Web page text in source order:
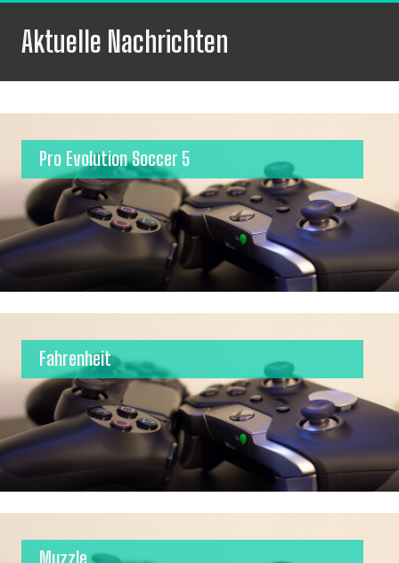
Aktuelle Nachrichten
Pro Evolution Soccer 5
Fahrenheit